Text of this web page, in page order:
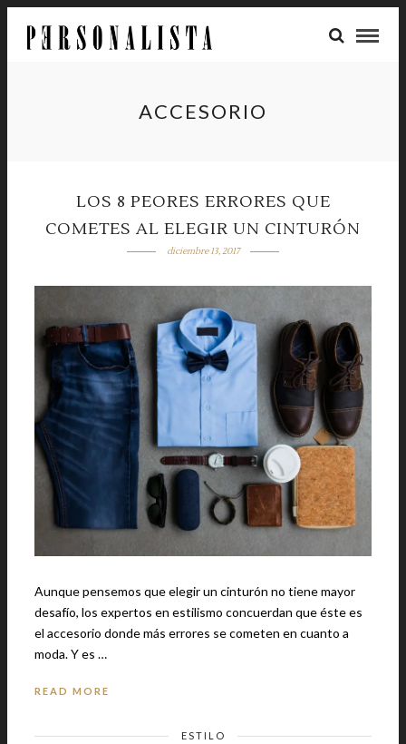
ACCESORIO
LOS 8 PEORES ERRORES QUE
COMETES AL ELEGIR UN CINTURÓN
diciembre 13, 2017
Aunque pensemos que elegir un cinturón no tiene mayor
desafío, los expertos en estilismo concuerdan que éste es
el accesorio donde más errores se cometen en cuanto a
moda. Y es …
READ MORE
ESTILO